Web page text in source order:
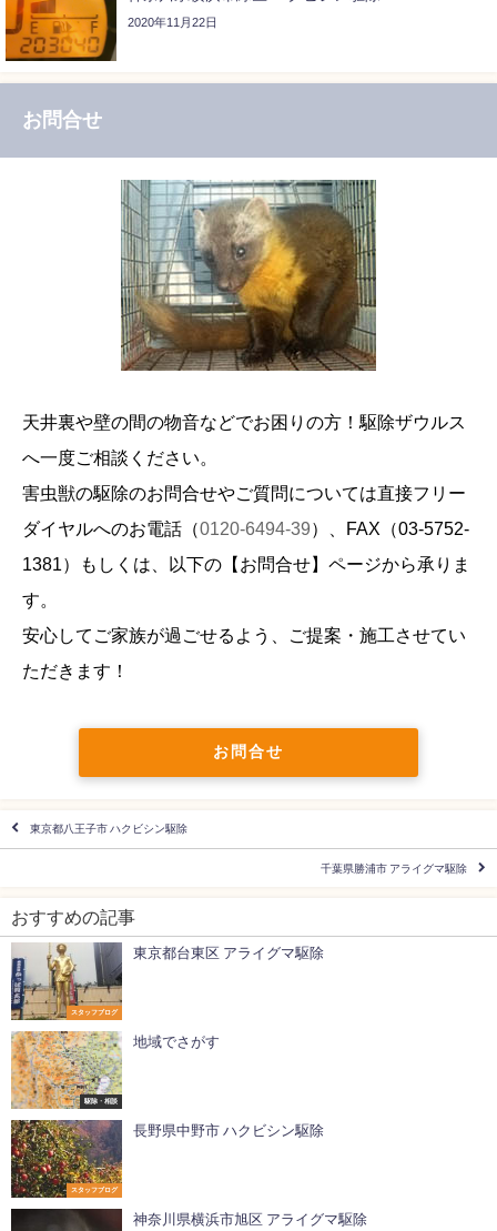
2020年11月22日
お問合せ
天井裏や壁の間の物音などでお困りの方！駆除ザウルス
へ一度ご相談ください。
害虫獣の駆除のお問合せやご質問については直接フリー
ダイヤルへのお電話（0120-6494-39）、FAX（03-5752-
1381 ）もしくは、以下の【お問合せ】ページから承りま
す。
安心してご家族が過ごせるよう、ご提案・施工させてい
ただきます！
お問合せ
東京都八王子市 ハクビシン駆除
千葉県勝浦市 アライグマ駆除
おすすめの記事
スタッフブログ
東京都台東区 アライグマ駆除
駆除・相談
地域でさがす
スタッフブログ
長野県中野市 ハクビシン駆除
神奈川県横浜市旭区 アライグマ駆除